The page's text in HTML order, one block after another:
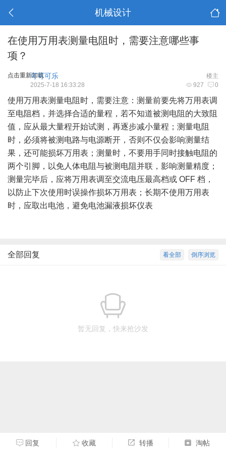
机械设计
在使用万用表测量电阻时，需要注意哪些事
项？
点击重新加载 楼主
可可可乐
927 0
2025-7-18 16:33:28
使用万用表测量电阻时，需要注意：测量前要先将万用表调
至电阻档，并选择合适的量程，若不知道被测电阻的大致阻
值，应从最大量程开始试测，再逐步减小量程；测量电阻
时，必须将被测电路与电源断开，否则不仅会影响测量结
果，还可能损坏万用表；测量时，不要用手同时接触电阻的
两个引脚，以免人体电阻与被测电阻并联，影响测量精度；
测量完毕后，应将万用表调至交流电压最高档或 OFF 档，
以防止下次使用时误操作损坏万用表；长期不使用万用表
时，应取出电池，避免电池漏液损坏仪表
倒序浏览
看全部
全部回复
暂无回复，快来抢沙发
回复 收藏 转播 淘帖